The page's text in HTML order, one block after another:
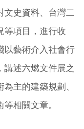
文史資料、台灣二
等項目，進行收
以藝術介入社會行
講述六燃文件展之
主的建築規劃、
相關文章。